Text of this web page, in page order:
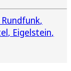
Eigelstein